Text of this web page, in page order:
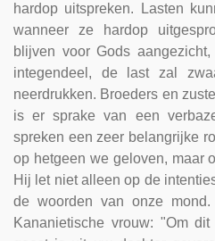
hardop uitspreken. Lasten
wanneer ze hardop
blijven voor Gods
integendeel, de last zal
neerdrukken. Broeders en
is er sprake van een
spreken een zeer belangrijke
op hetgeen we geloven, maar
Hij let niet alleen op de
de woorden van onze
Kananietische vrouw: "Om